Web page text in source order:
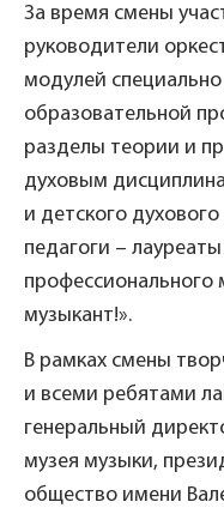
За время смены
руководители
модулей
образовательной
разделы теории и
духовым
и детского
педагоги –
профессионального
музыкант!».
В рамках смены
и всеми ребятами
генеральный
музея музыки,
общество имени